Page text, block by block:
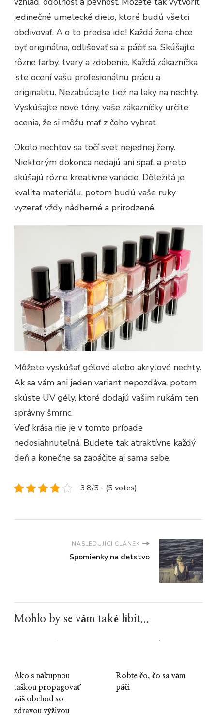
jedinečné umelecké dielo, ktoré budú všetci
obdivovať. A o to predsa ide! Každá žena chce
byť originálna, odlišovať sa a páčiť sa. Skúšajte
rôzne farby, tvary a zdobenie. Každá zákazníčka
iste ocení vašu profesionálnu prácu a
originalitu. Nezabúdajte tiež na laky na nechty.
Vyskúšajte nové tóny, vaše zákazníčky určite
ocenia, že si môžu mať z čoho vybrať.
Okolo nechtov sa točí svet nejednej ženy.
Niektorým dokonca nedajú ani spať, a preto
skúšajú rôzne kreatívne variácie. Dôležitá je
kvalita materiálu, potom budú vaše ruky
vyzerať vždy nádherné a prirodzené.
Môžete vyskúšať gélové alebo akrylové nechty.
Ak sa vám ani jeden variant nepozdáva, potom
skúste UV gély, ktoré dodajú vašim rukám ten
správny šmrnc.
Veď krása nie je v tomto prípade
nedosiahnuteľná. Budete tak atraktívne každý
deň a konečne sa zapáčite aj sama sebe.
3.8/5 - (5 votes)
NASLEDUJÍCÍ ČLÁNEK
Spomienky na detstvo
Mohlo by se vám také líbit...
Ako s nákupnou
taškou propagovať
váš obchod so
zdravou výživou
Robte čo, čo sa vám
páči